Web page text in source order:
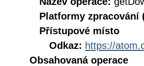
Platformy zpracování
Přístupové místo
Odkaz: https://
Obsahovaná operace